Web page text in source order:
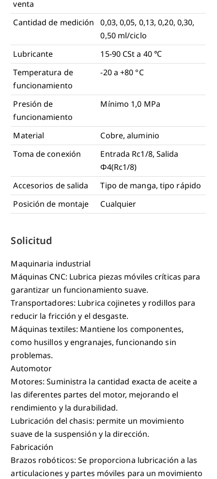
venta
Cantidad de medición
0,03, 0,05, 0,13, 0,20, 0,30,
0,50 ml/ciclo
Lubricante
15-90 CSt a 40 ℃
Temperatura de
funcionamiento
-20 a +80 °C
Presión de
funcionamiento
Mínimo 1,0 MPa
Material
Cobre, aluminio
Toma de conexión
Entrada Rc1/8, Salida
Φ4(Rc1/8)
Accesorios de salida
Tipo de manga, tipo rápido
Posición de montaje
Cualquier
Solicitud
Maquinaria industrial
Máquinas CNC: Lubrica piezas móviles críticas para
garantizar un funcionamiento suave.
Transportadores: Lubrica cojinetes y rodillos para
reducir la fricción y el desgaste.
Máquinas textiles: Mantiene los componentes,
como husillos y engranajes, funcionando sin
problemas.
Automotor
Motores: Suministra la cantidad exacta de aceite a
las diferentes partes del motor, mejorando el
rendimiento y la durabilidad.
Lubricación del chasis: permite un movimiento
suave de la suspensión y la dirección.
Fabricación
Brazos robóticos: Se proporciona lubricación a las
articulaciones y partes móviles para un movimiento